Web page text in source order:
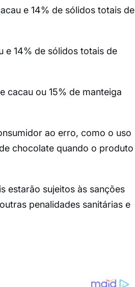
e 14% de sólidos totais de
e 14% de sólidos totais de
cacau ou 15% de manteiga
ao erro, como o uso
chocolate quando o produto
estarão sujeitos às sanções
penalidades sanitárias e